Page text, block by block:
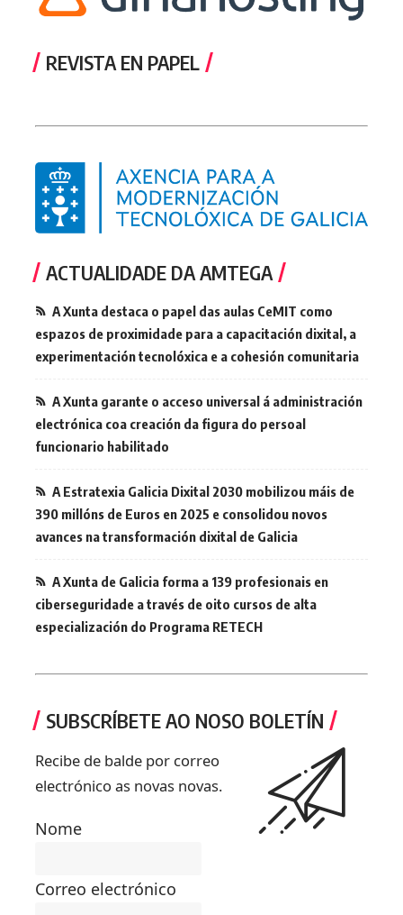
REVISTA EN PAPEL
ACTUALIDADE DA AMTEGA
A Xunta destaca o papel das aulas CeMIT como
espazos de proximidade para a capacitación dixital, a
experimentación tecnolóxica e a cohesión comunitaria
A Xunta garante o acceso universal á administración
electrónica coa creación da figura do persoal
funcionario habilitado
A Estratexia Galicia Dixital 2030 mobilizou máis de
390 millóns de Euros en 2025 e consolidou novos
avances na transformación dixital de Galicia
A Xunta de Galicia forma a 139 profesionais en
ciberseguridade a través de oito cursos de alta
especialización do Programa RETECH
SUBSCRÍBETE AO NOSO BOLETÍN
Recibe de balde por correo
electrónico as novas novas.
Nome
Correo electrónico